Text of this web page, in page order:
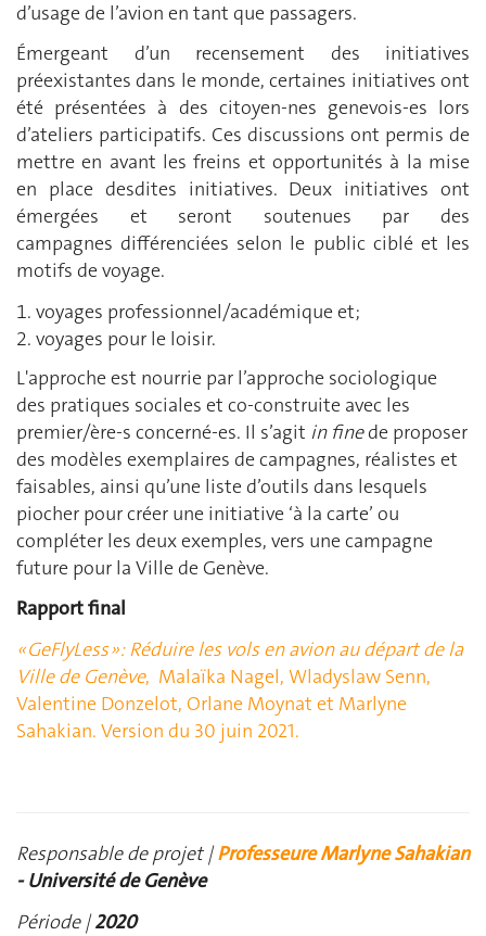
d’usage de l’avion en tant que passagers.
Émergeant d’un recensement des initiatives
préexistantes dans le monde, certaines initiatives ont
été présentées à des citoyen-nes genevois-es lors
d’ateliers participatifs. Ces discussions ont permis de
mettre en avant les freins et opportunités à la mise
en place desdites initiatives. Deux initiatives ont
émergées et seront soutenues par des
campagnes différenciées selon le public ciblé et les
motifs de voyage.
voyages professionnel/académique et;
voyages pour le loisir.
L'approche est nourrie par l’approche sociologique
des pratiques sociales et co-construite avec les
premier/ère-s concerné-es. Il s’agit in finede proposer
des modèles exemplaires de campagnes, réalistes et
faisables, ainsi qu’une liste d’outils dans lesquels
piocher pour créer une initiative ‘à la carte’ ou
compléter les deux exemples, vers une campagne
future pour la Ville de Genève.
Rapport final
« GeFlyLess »: Réduire les vols en avion au départ de la
Ville de Genève, Malaïka Nagel, Wladyslaw Senn,
Valentine Donzelot, Orlane Moynat et Marlyne
Sahakian. Version du 30 juin 2021.
Responsable de projet |Professeure Marlyne Sahakian
- Université de Genève
Période |2020